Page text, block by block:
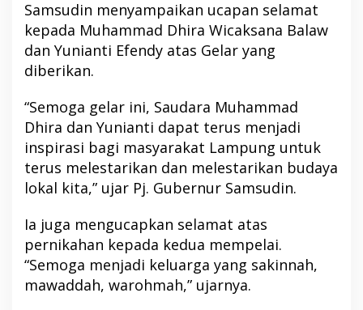
Samsudin menyampaikan ucapan selamat
kepada Muhammad Dhira Wicaksana Balaw
dan Yunianti Efendy atas Gelar yang
diberikan.
“Semoga gelar ini, Saudara Muhammad
Dhira dan Yunianti dapat terus menjadi
inspirasi bagi masyarakat Lampung untuk
terus melestarikan dan melestarikan budaya
lokal kita,” ujar Pj. Gubernur Samsudin.
Ia juga mengucapkan selamat atas
pernikahan kepada kedua mempelai.
“Semoga menjadi keluarga yang sakinnah,
mawaddah, warohmah,” ujarnya.